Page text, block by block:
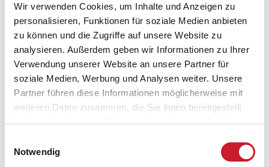
Wir verwenden Cookies, um Inhalte und Anzeigen zu
personalisieren, Funktionen für soziale Medien anbieten
zu können und die Zugriffe auf unsere Website zu
analysieren. Außerdem geben wir Informationen zu Ihrer
Verwendung unserer Website an unsere Partner für
soziale Medien, Werbung und Analysen weiter. Unsere
Partner führen diese Informationen möglicherweise mit
weiteren Daten zusammen, die Sie ihnen bereitgestellt
haben oder die sie im Rahmen Ihrer Nutzung der Dienste
Notwendig
gemütlicher angehen möchte, kann sein Geschick
zunächst auf dem Minigolfplatz unter Beweis stellen.
Auch einen richtigen Golfplatz gibt es vor Ort. Doch
was wäre ein Urlaub an der Ostsee ohne einen
Surfkurs? Diesen können Sie im Surfcenter am Strand
belegen. Auch bei schlechtem Wetter brauchen Sie
nicht zu Hause zu bleiben. Dann bietet sich der Ausflug
ins Bowlingcenter an!
Obwohl es weit und breit keinen Ferienort mit einem